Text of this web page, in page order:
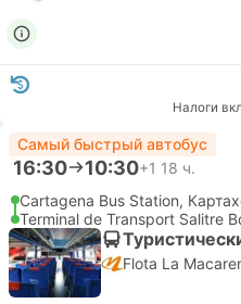
Налоги
Самый быстрый автобус
16:30 10:30+1 18 ч.
Cartagena Bus Station,
Terminal de Transport Salitre
Flota La